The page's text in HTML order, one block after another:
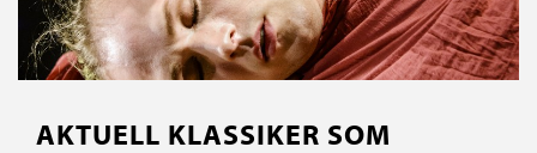
AKTUELL KLASSIKER SOM